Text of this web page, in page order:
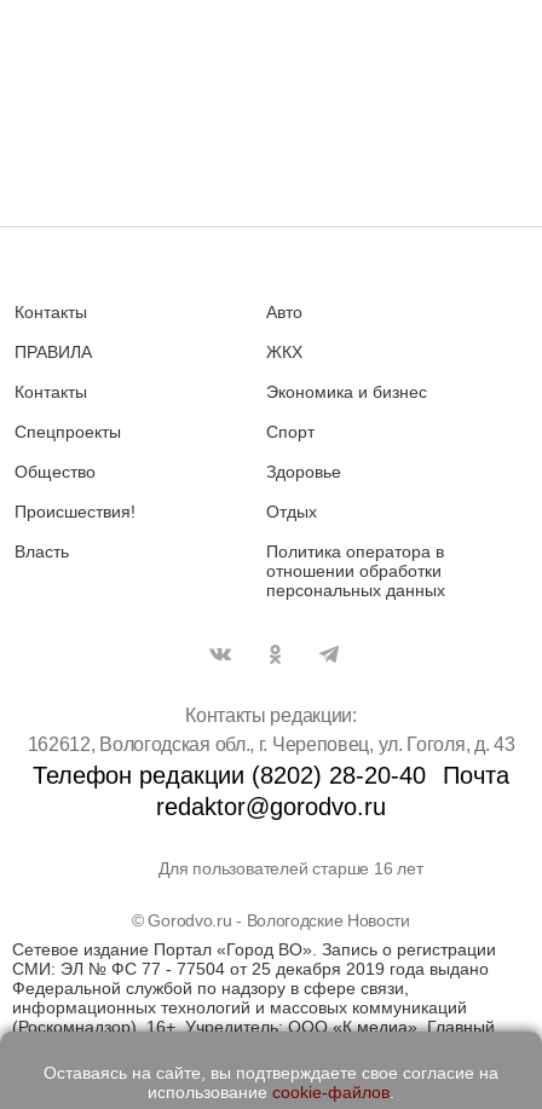
Контакты
ПРАВИЛА
Контакты
Спецпроекты
Общество
Происшествия!
Власть
Авто
ЖКХ
Экономика и бизнес
Спорт
Здоровье
Отдых
Политика оператора в
отношении обработки
персональных данных
Контакты редакции:
162612, Вологодская обл., г. Череповец, ул. Гоголя, д. 43
Телефон редакции (8202) 28-20-40
Почта
redaktor@gorodvo.ru
Для пользователей старше 16 лет
© Gorodvo.ru - Вологодские Новости
Сетевое издание Портал «Город ВО». Запись о регистрации
СМИ: ЭЛ № ФС 77 - 77504 от 25 декабря 2019 года выдано
Федеральной службой по надзору в сфере связи,
информационных технологий и массовых коммуникаций
(Роскомнадзор). 16+. Учредитель: ООО «К медиа». Главный
применяются рекомендательные технологии (информационные
технологии предоставления информации на основе сбора,
систематизации и анализа сведений, относящихся к
Оставаясь на сайте, вы подтверждаете свое согласие на
использование cookie-файлов